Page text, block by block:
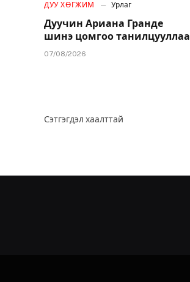
ДУУ ХӨГЖИМ Урлаг
Дуучин Ариана Гранде
шинэ цомгоо танилцууллаа
07/08/2026
Сэтгэгдэл хаалттай